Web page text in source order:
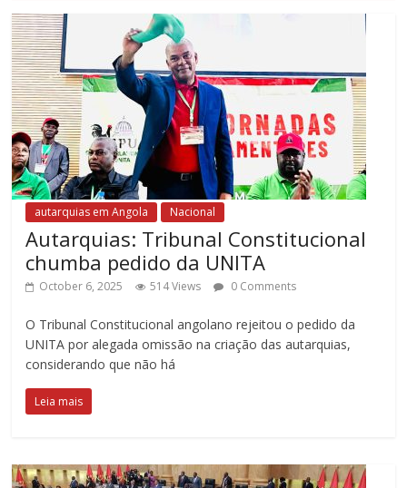
autarquias em Angola Nacional
Autarquias: Tribunal Constitucional
chumba pedido da UNITA
October 6, 2025 514 Views 0 Comments
O Tribunal Constitucional angolano rejeitou o pedido da
UNITA por alegada omissão na criação das autarquias,
considerando que não há
Leia mais